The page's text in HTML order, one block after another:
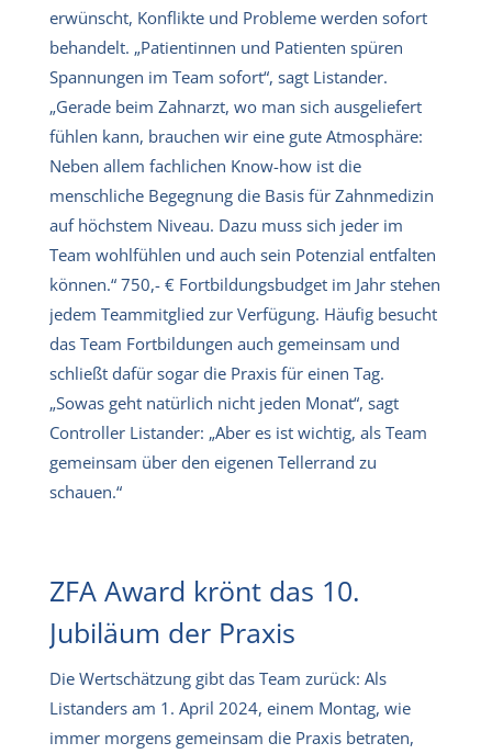
erwünscht, Konflikte und Probleme werden sofort
behandelt. „Patientinnen und Patienten spüren
Spannungen im Team sofort“, sagt Listander.
„Gerade beim Zahnarzt, wo man sich ausgeliefert
fühlen kann, brauchen wir eine gute Atmosphäre:
Neben allem fachlichen Know-how ist die
menschliche Begegnung die Basis für Zahnmedizin
auf höchstem Niveau. Dazu muss sich jeder im
Team wohlfühlen und auch sein Potenzial entfalten
können.“ 750,- € Fortbildungsbudget im Jahr stehen
jedem Teammitglied zur Verfügung. Häufig besucht
das Team Fortbildungen auch gemeinsam und
schließt dafür sogar die Praxis für einen Tag.
„Sowas geht natürlich nicht jeden Monat“, sagt
Controller Listander: „Aber es ist wichtig, als Team
gemeinsam über den eigenen Tellerrand zu
schauen.“
ZFA Award krönt das 10.
Jubiläum der Praxis
Die Wertschätzung gibt das Team zurück: Als
Listanders am 1. April 2024, einem Montag, wie
immer morgens gemeinsam die Praxis betraten,